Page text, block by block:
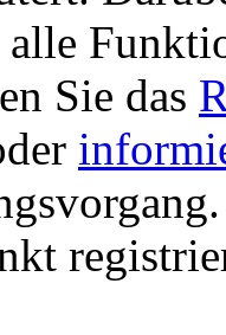
Sie das